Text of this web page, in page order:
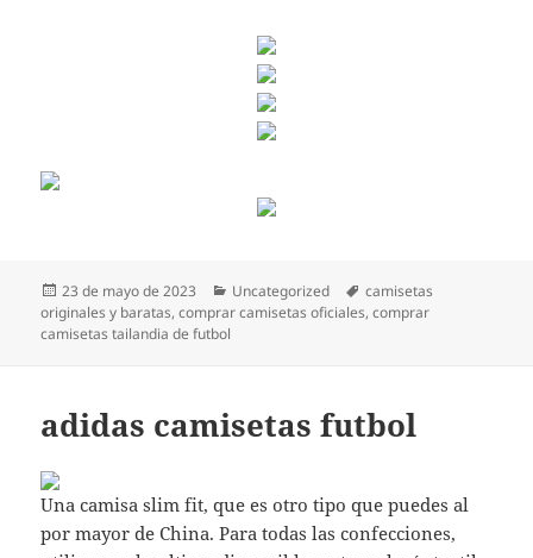
Publicado
el
23 de mayo de 2023 Categorías
Uncategorized Etiquetas
camisetas
originales y baratas,comprar camisetas oficiales,comprar
camisetas tailandia de futbol
adidas camisetas futbol
Una camisa slim fit, que es otro tipo que puedes al
por mayor de China. Para todas las confecciones,